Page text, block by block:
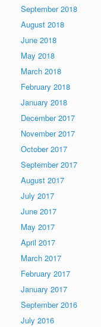
September 2018
August 2018
June 2018
May 2018
March 2018
February 2018
January 2018
December 2017
November 2017
October 2017
September 2017
August 2017
July 2017
June 2017
May 2017
April 2017
March 2017
February 2017
January 2017
September 2016
July 2016